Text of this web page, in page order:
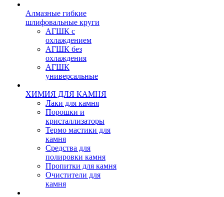
Алмазные гибкие
шлифовальные круги
АГШК с
охлаждением
АГШК без
охлаждения
АГШК
универсальные
ХИМИЯ ДЛЯ КАМНЯ
Лаки для камня
Порошки и
кристаллизаторы
Термо мастики для
камня
Средства для
полировки камня
Пропитки для камня
Очистители для
камня